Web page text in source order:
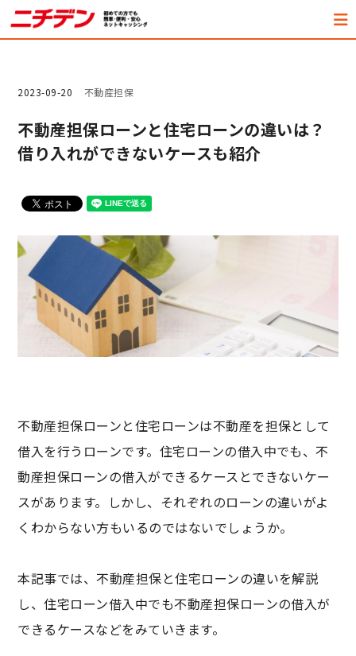
2023-09-20 不動産担保
不動産担保ローンと住宅ローンの違いは？
借り入れができないケースも紹介
不動産担保ローンと住宅ローンは不動産を担保として
借入を行うローンです。住宅ローンの借入中でも、不
動産担保ローンの借入ができるケースとできないケー
スがあります。しかし、それぞれのローンの違いがよ
くわからない方もいるのではないでしょうか。
本記事では、不動産担保と住宅ローンの違いを解説
し、住宅ローン借入中でも不動産担保ローンの借入が
できるケースなどをみていきます。